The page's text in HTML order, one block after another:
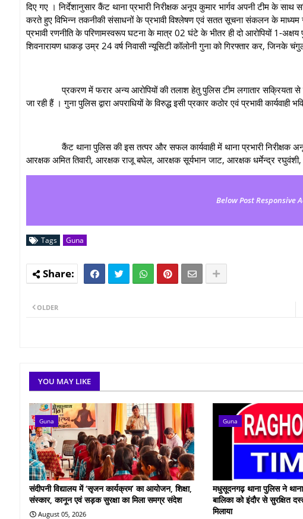
दिए गए । निर्देशानुसार कैंट थाना प्रभारी निरीक्षक अनूप कुमार भार्गव अपनी टीम के
करते हुए विभिन्न तकनीकी संसाधनों के प्रभावी विश्लेषण एवं सतत सूचना संकलन के
प्रभावी रणनीति के परिणामस्वरूप घटना के मात्र 02 घंटे के भीतर ही दो आरोपियों 1-
शिवनारायण धाकड़ उम्र 24 वर्ष निवासी न्यूसिटी कॉलोनी गुना को गिरफ्तार कर,
प्रकरण में फरार अन्य आरोपियों की तलाश हेतु पुलिस टीम लगातार सक्रियता से
जा रही हैं । गुना पुलिस द्वारा अपराधियों के विरुद्ध इसी प्रकार कठोर एवं प्रभावी कार्यवाही
कैंट थाना पुलिस की इस तत्पर और सफल कार्यवाही में थाना प्रभारी निरीक्षक अनूप
आरक्षक अमित तिवारी, आरक्षक राजू बघेल, आरक्षक सूर्यभान जाट, आरक्षक धर्मेन्द्र
Below Post Responsive
Tags Guna
OLDER
YOU MAY LIKE
Guna
संदीपनी विद्यालय में ‘सृजन कार्यक्रम’ का आयोजन, शिक्षा,
संस्कार, कानून एवं सड़क सुरक्षा का मिला समग्र संदेश
August 05, 2026
Guna
मधुसूदनगढ़ थाना पुलिस ने
बालिका को इंदौर से सुरक्षित
मिलाया